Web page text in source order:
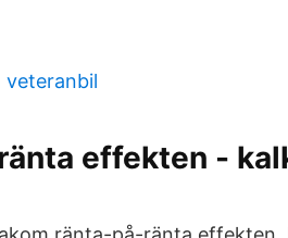
veteranbil
effekten -